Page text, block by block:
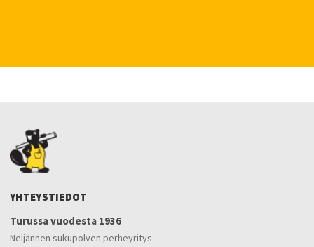
YHTEYSTIEDOT
Turussa vuodesta 1936
Neljännen sukupolven perheyritys